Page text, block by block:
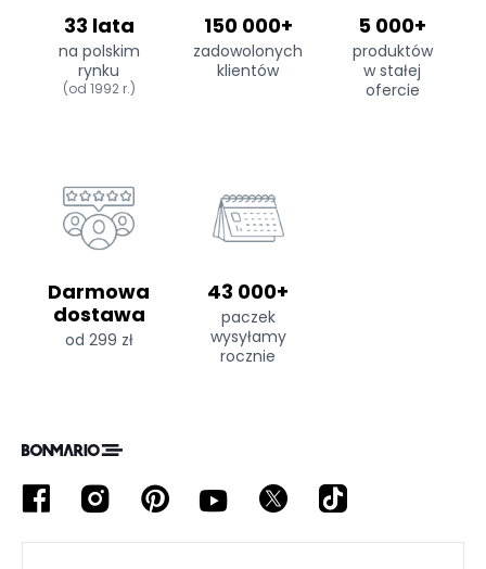
33 lata
na polskim
rynku
(od 1992 r.)
150 000+
zadowolonych
klientów
5 000+
produktów
w stałej
ofercie
Darmowa
dostawa
od 299 zł
43 000+
paczek
wysyłamy
rocznie